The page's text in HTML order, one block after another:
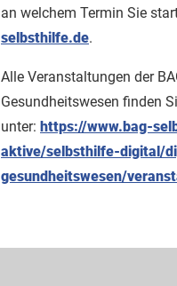
an welchem Termin Sie
selbsthilfe.de.
Alle Veranstaltungen der
Gesundheitswesen finden
unter: https://www.bag-
aktive/selbsthilfe-digital/
gesundheitswesen/